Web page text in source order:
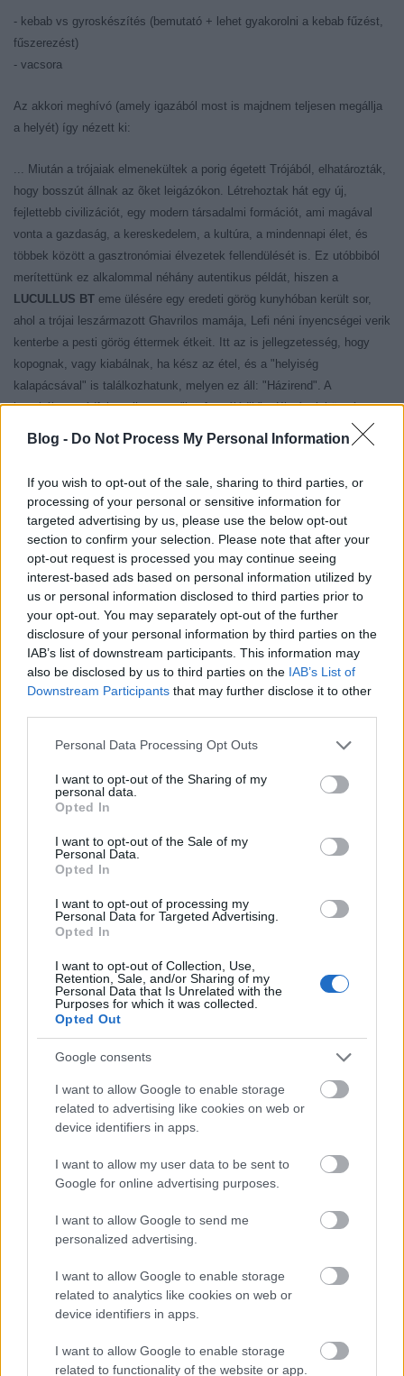
Blog - Do Not Process My Personal Information
If you wish to opt-out of the sale, sharing to third parties, or
processing of your personal or sensitive information for
targeted advertising by us, please use the below opt-out
section to confirm your selection. Please note that after your
opt-out request is processed you may continue seeing
interest-based ads based on personal information utilized by
us or personal information disclosed to third parties prior to
your opt-out. You may separately opt-out of the further
disclosure of your personal information by third parties on the
IAB’s list of downstream participants. This information may
also be disclosed by us to third parties on the IAB’s List of
Downstream Participants that may further disclose it to other
Please note that this website/app uses one or more Google
not limited to your visit or usage behaviour. You may click to
grant or deny consent to Google and its third-party tags to
use your data for below specified purposes in below Google
consent section.
Personal Data Processing Opt Outs
I want to opt-out of the Sharing of my
personal data.
Opted In
I want to opt-out of the Sale of my
Personal Data.
Opted In
I want to opt-out of processing my
Personal Data for Targeted Advertising.
Opted In
I want to opt-out of Collection, Use,
Retention, Sale, and/or Sharing of my
Personal Data that Is Unrelated with the
Purposes for which it was collected.
Opted Out
Google consents
I want to allow Google to enable storage
related to advertising like cookies on web or
device identifiers in apps.
I want to allow my user data to be sent to
Google for online advertising purposes.
I want to allow Google to send me
personalized advertising.
I want to allow Google to enable storage
related to analytics like cookies on web or
device identifiers in apps.
I want to allow Google to enable storage
related to functionality of the website or app.
- kebab vs gyroskészítés (bemutató + lehet gyakorolni a kebab fűzést,
fűszerezést)
- vacsora
Az akkori meghívó (amely igazából most is majdnem teljesen megállja
a helyét) így nézett ki:
... Miután a trójaiak elmenekültek a porig égetett Trójából, elhatározták,
hogy bosszút állnak az õket leigázókon. Létrehoztak hát egy új,
fejlettebb civilizációt, egy modern társadalmi formációt, ami magával
vonta a gazdaság, a kereskedelem, a kultúra, a mindennapi élet, és
többek között a gasztronómiai élvezetek fellendülését is. Ez utóbbiból
merítettünk ez alkalommal néhány autentikus példát, hiszen a
LUCULLUS BT eme ülésére egy eredeti görög kunyhóban került sor,
ahol a trójai leszármazott Ghavrilos mamája, Lefi néni ínyencségei verik
kenterbe a pesti görög éttermek étkeit. Itt az is jellegzetesség, hogy
kopognak, vagy kiabálnak, ha kész az étel, és a "helyiség
kalapácsával" is találkozhatunk, melyen ez áll: "Házirend". A
kunyhóban módfelett sikeresen "konfrontálódik" a Kis-ázsiai-örmény-
lehetõségeknek hódolhattunk.
Symposiumunk ételsora:
* Hideg és meleg vegyes előétkek göröghon különböző tájairól.
(dzadziki, padlizsánkrém, csípős kecskesajt-krém, szőlőlevélbe tekert
fűszeres rizs avagy dolma, tepsiben sült pikáns paradicsomos
óriásbab, fetával töltött pepperoni, csípős csicseri-massza (nem
Massa), tiropita és spanakopita Epirusból, Ghavrilos sajtgolyója,
tintahal karikák Attika-i módra)
* Húsmágia a Gyradiko módján:
Gyros, szuvlaki, bifteki, némi bulgurral és salátával, no és persze
* Citromos tepsis csirke tepsis burgonyával, ahogy még nagyanyánktól
* Töltött paradicsom tepsiben sütve a'la Polita
* Baklava falatok, ahogy azt otthon is készítik, ha van rá idő.
biztos). Akunyhóban van lehetõség arra, hogy több görög bort is
megkóstoljunk, valamint lesz élő görög zene is Zeus és csapata
Időpont:2009. augusztus 27., csütörtök. 18:00-tól kebabbemutató,
19:30-tól vacsora.
Helyszín:Gyradiko, 1033-Budapest, Királyok u. - Pünkösdfürdő u.
6500 Ft/fő (2 fő = 12800 Ft, 3 fő = 19,000 Ft, 4 fő = 24,000 Ft).
Az árban benne foglaltatik a menüsor, az italokat azonban mindenki
maga fizeti.
A nem-Lucullus tagok EZEN FELÜL 2,500 Ft-ért
tekinthetik meg a kebabkészítési tanfolyást, 18 órától.
Ha részt szeretnél venni az eseményen (és melyik részén), kérlek,